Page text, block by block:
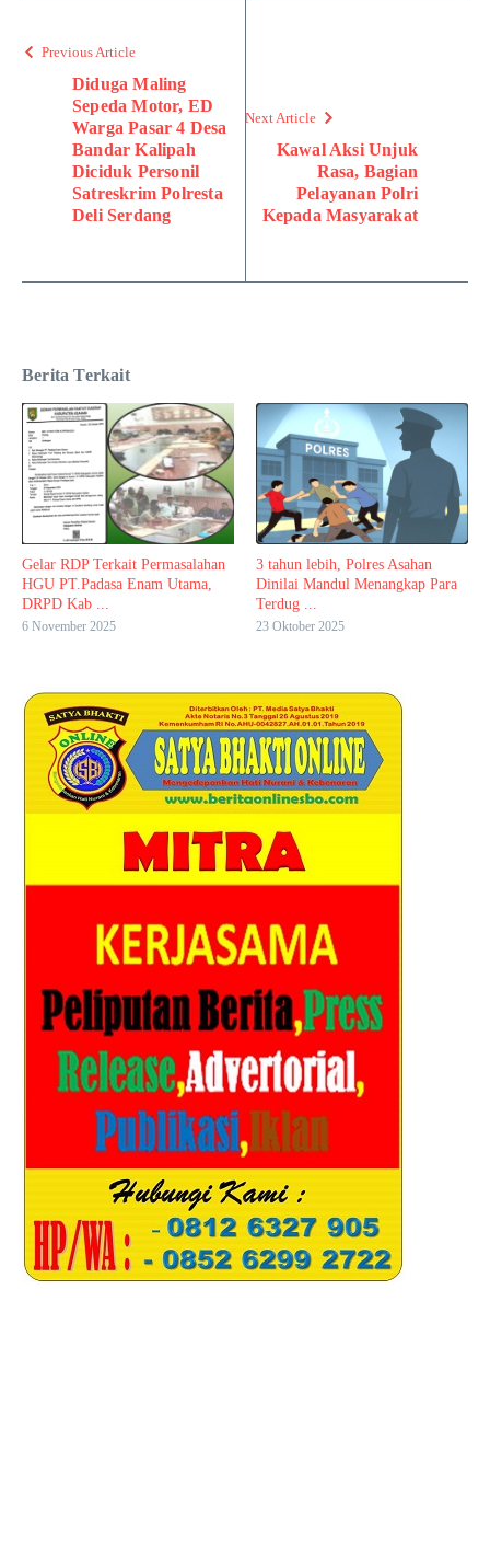
Previous Article
Diduga Maling
Sepeda Motor, ED
Warga Pasar 4 Desa
Bandar Kalipah
Diciduk Personil
Satreskrim Polresta
Deli Serdang
Next Article
Kawal Aksi Unjuk
Rasa, Bagian
Pelayanan Polri
Kepada Masyarakat
Berita Terkait
Gelar RDP Terkait Permasalahan
HGU PT.Padasa Enam Utama,
DRPD Kab ...
6 November 2025
3 tahun lebih, Polres Asahan
Dinilai Mandul Menangkap Para
Terdug ...
23 Oktober 2025